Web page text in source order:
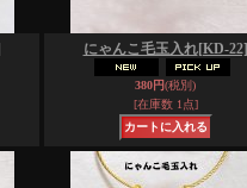
にゃんこ毛玉入れ[KD-22]
380円(税別)
[在庫数 1点]